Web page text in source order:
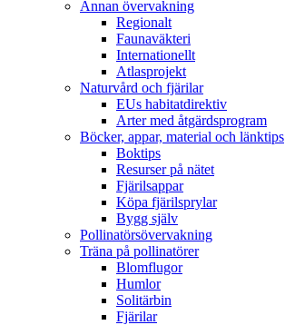
Annan övervakning
Regionalt
Faunaväkteri
Internationellt
Atlasprojekt
Naturvård och fjärilar
EUs habitatdirektiv
Arter med åtgärdsprogram
Böcker, appar, material och länktips
Boktips
Resurser på nätet
Fjärilsappar
Köpa fjärilsprylar
Bygg själv
Pollinatörsövervakning
Träna på pollinatörer
Blomflugor
Humlor
Solitärbin
Fjärilar